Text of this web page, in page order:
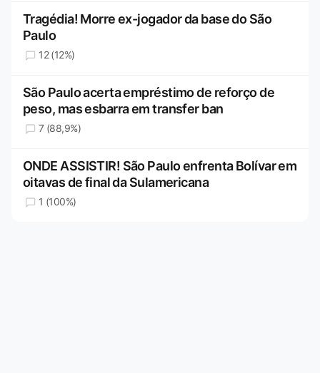
Tragédia! Morre ex-jogador da base do São
Paulo
12 (12%)
São Paulo acerta empréstimo de reforço de
peso, mas esbarra em transfer ban
7 (88,9%)
ONDE ASSISTIR! São Paulo enfrenta Bolívar em
oitavas de final da Sulamericana
1 (100%)